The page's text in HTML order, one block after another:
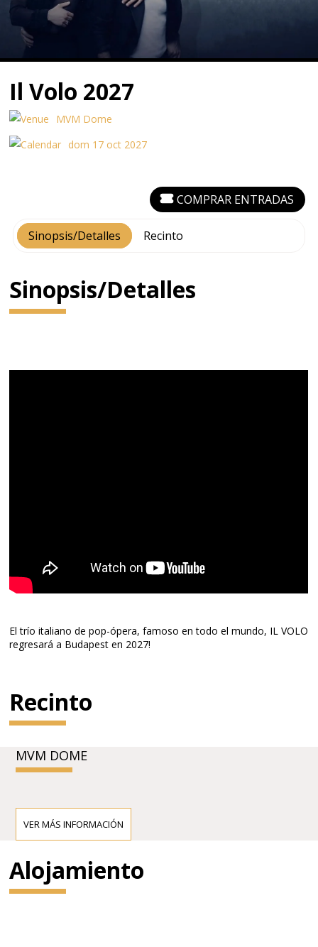
Il Volo 2027
MVM Dome
dom 17 oct 2027
Sinopsis/Detalles Recinto
COMPRAR ENTRADAS
Sinopsis/Detalles
El trío italiano de pop-ópera, famoso en todo el mundo, IL VOLO
regresará a Budapest en 2027!
Recinto
MVM DOME
VER MÁS INFORMACIÓN
Alojamiento